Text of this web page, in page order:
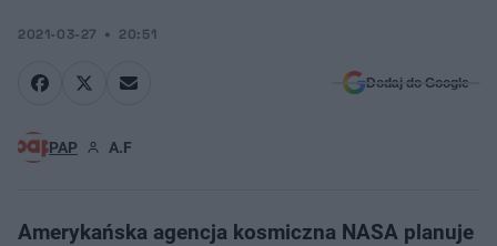
2021-03-27 20:51
Dodaj do Google
PAP A.F
Amerykańska agencja kosmiczna NASA planuje